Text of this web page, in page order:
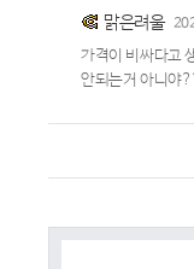
맑은려울
가격이 비싸다고
안되는거 아니야